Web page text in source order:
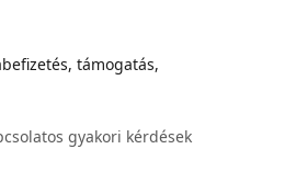
támogatás,
gyakori kérdések